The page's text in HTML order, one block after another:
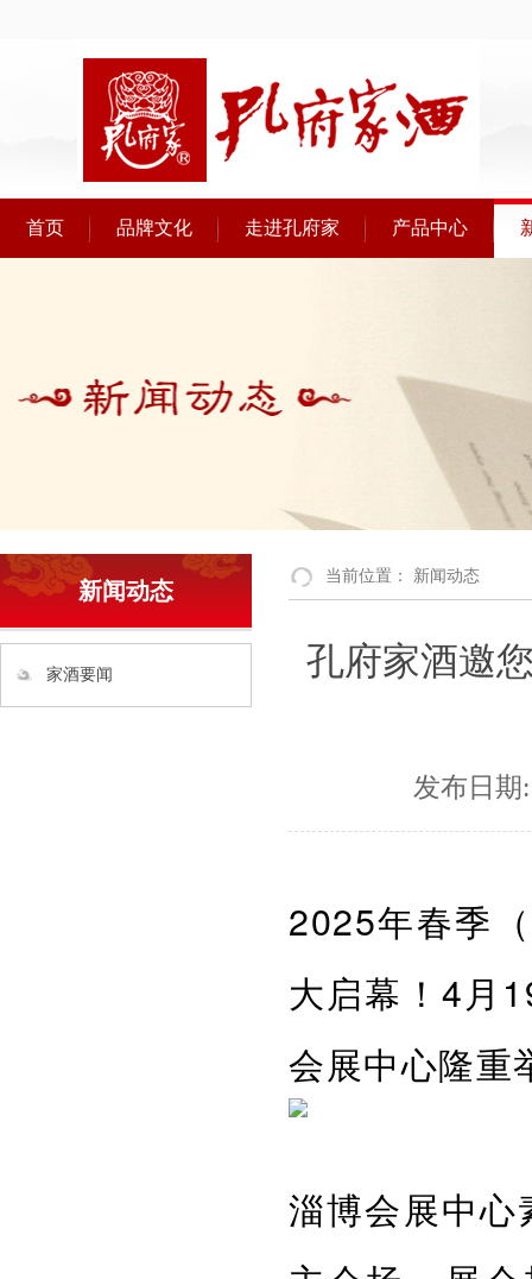
首页 品牌文化 走进孔府家 产品中心
新闻动态
家酒要闻
当前位置： 新闻动态
孔府家酒邀
发布日期:
2025年春季
大启幕！4月
会展中心隆重
淄博会展中心